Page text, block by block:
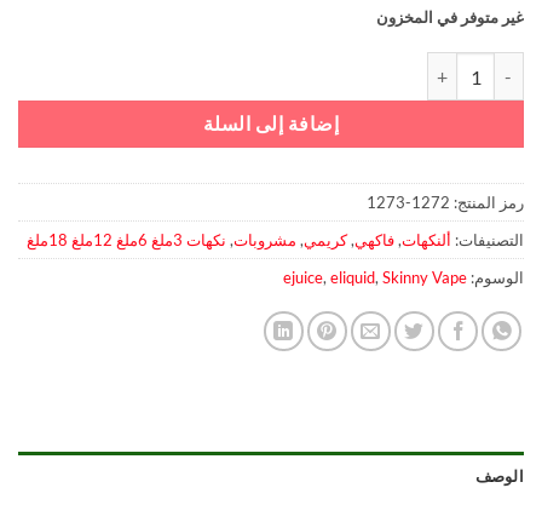
غير متوفر في المخزون
إضافة إلى السلة
رمز المنتج: 1272-1273
التصنيفات: ألنكهات,فاكهي,كريمي, مشروبات, نكهات 3ملغ 6ملغ 12ملغ 18ملغ
الوسوم:
ejuice, eliquid, Skinny Vape
الوصف